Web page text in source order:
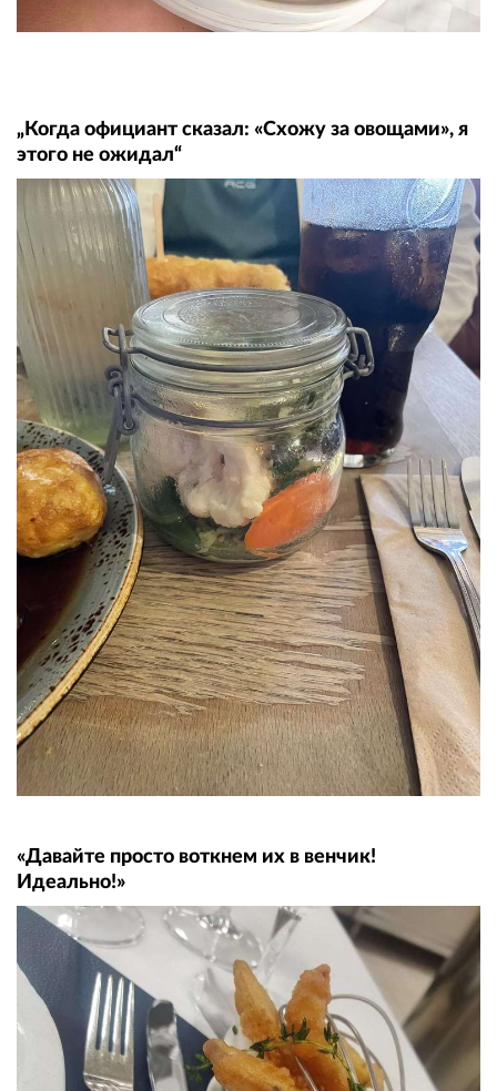
„Когда официант сказал: «Схожу за овощами», я
этого не ожидал“
«Давайте просто воткнем их в венчик!
Идеально!»